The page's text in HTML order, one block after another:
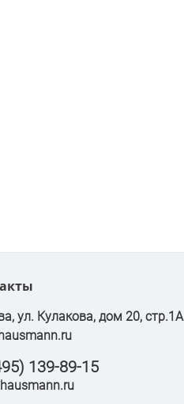
ул. Кулакова, дом 20, стр.1А
139-89-15